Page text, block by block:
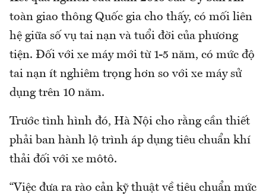
toàn giao thông Quốc gia cho thấy, có mối liên
hệ giữa số vụ tai nạn và tuổi đời của phương
tiện. Đối với xe máy mới từ 1-5 năm, có mức độ
tai nạn ít nghiêm trọng hơn so với xe máy sử
dụng trên 10 năm.
Trước tình hình đó, Hà Nội cho rằng cần thiết
phải ban hành lộ trình áp dụng tiêu chuẩn khí
thải đối với xe môtô.
“Việc đưa ra rào cản kỹ thuật về tiêu chuẩn mức